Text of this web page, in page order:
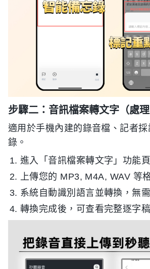
步驟二：音訊檔案轉文字（處理
適用於手機內建的錄音檔、記者
錄。
進入「音訊檔案轉文字」功能頁
上傳您的 MP3, M4A, WAV 等
系統自動識別語言並轉換，無
轉換完成後，可查看完整逐字稿